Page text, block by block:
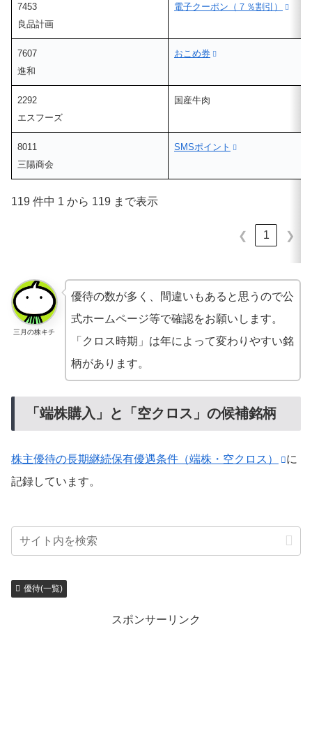
7453
良品計画
電子クーポン（７％割引）
7607
進和
おこめ券
2292
エスフーズ
国産牛肉
8011
三陽商会
SMSポイント
119 件中 1 から 119 まで表示
❮ 1 ❯
三月の株キチ
優待の数が多く、間違いもあると思うので公
式ホームページ等で確認をお願いします。
「クロス時期」は年によって変わりやすい銘
柄があります。
「端株購入」と「空クロス」の候補銘柄
株主優待の長期継続保有優遇条件（端株・空クロス）
に
記録しています。
優待(一覧)
スポンサーリンク